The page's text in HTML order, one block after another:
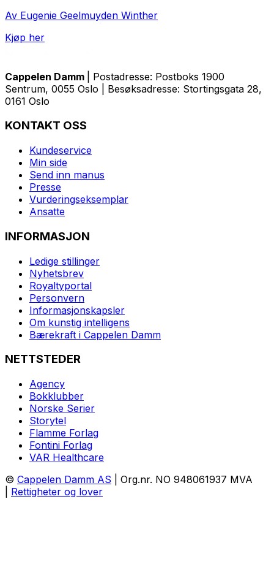
Av Eugenie Geelmuyden Winther
Kjøp her
Cappelen Damm
| Postadresse: Postboks 1900
Sentrum, 0055 Oslo | Besøksadresse: Stortingsgata 28,
0161 Oslo
KONTAKT OSS
Kundeservice
Min side
Send inn manus
Presse
Vurderingseksemplar
Ansatte
INFORMASJON
Ledige stillinger
Nyhetsbrev
Royaltyportal
Personvern
Informasjonskapsler
Om kunstig intelligens
Bærekraft i Cappelen Damm
NETTSTEDER
Agency
Bokklubber
Norske Serier
Storytel
Flamme Forlag
Fontini Forlag
VAR Healthcare
© Cappelen Damm AS | Org.nr. NO 948061937 MVA
Rettigheter og lover